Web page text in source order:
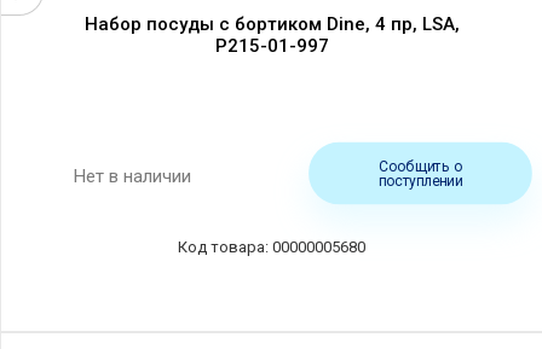
Набор посуды с бортиком Dine, 4 пр, LSA,
P215-01-997
Нет в наличии
Сообщить о
поступлении
00000005680